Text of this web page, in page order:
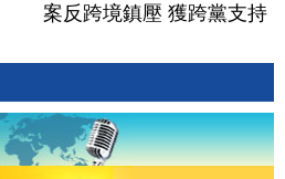
案反跨境鎮壓 獲跨黨支持